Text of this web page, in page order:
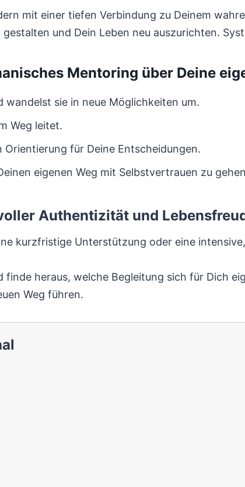
mit einer tiefen Verbindung zu Deinem
und Dein Leben neu auszurichten.
Mentoring über Deine
sie in neue Möglichkeiten um.
Weg leitet.
für Deine Entscheidungen.
eigenen Weg mit Selbstvertrauen zu
Authentizität und
kurzfristige Unterstützung oder eine
heraus, welche Begleitung sich für Dich
Weg führen.